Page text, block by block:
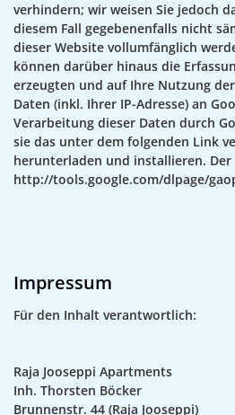
verhindern; wir weisen Sie jedoch
diesem Fall gegebenenfalls nicht
dieser Website vollumfänglich
können darüber hinaus die
erzeugten und auf Ihre Nutzung
Daten (inkl. Ihrer IP-Adresse) an
Verarbeitung dieser Daten durch
sie das unter dem folgenden Link
herunterladen und installieren.
http://tools.google.com/dlpage/
Impressum
Für den Inhalt verantwortlich:
Raja Jooseppi Apartments
Inh. Thorsten Böcker
Brunnenstr. 44 (Raja Jooseppi)